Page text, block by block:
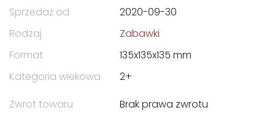
Sprzedaż od
2020-09-30
Rodzaj
Zabawki
Format
135x135x135 mm
Kategoria wiekowa
2+
Zwrot towaru
Brak prawa zwrotu